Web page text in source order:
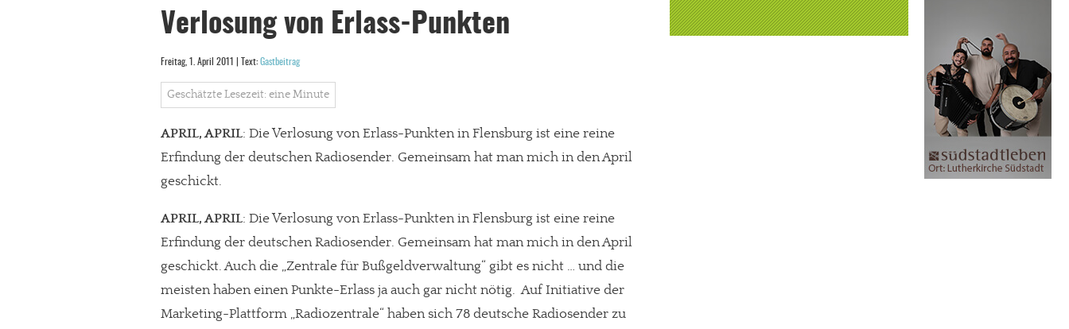
Verlosung von Erlass-Punkten
Freitag, 1. April 2011 | Text: Gastbeitrag
Geschätzte Lesezeit: eine Minute
APRIL, APRIL: Die Verlosung von Erlass-Punkten in Flensburg ist eine reine
Erfindung der deutschen Radiosender. Gemeinsam hat man mich in den April
geschickt.
APRIL, APRIL: Die Verlosung von Erlass-Punkten in Flensburg ist eine reine
Erfindung der deutschen Radiosender. Gemeinsam hat man mich in den April
geschickt. Auch die „Zentrale für Bußgeldverwaltung“ gibt es nicht … und die
meisten haben einen Punkte-Erlass ja auch gar nicht nötig. Auf Initiative der
Marketing-Plattform „Radiozentrale“ haben sich 78 deutsche Radiosender zu